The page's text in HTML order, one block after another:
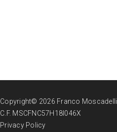
Copyright© 2026 Franco Moscadelli
C.F. MSCFNC57H18I046X
Privacy Policy